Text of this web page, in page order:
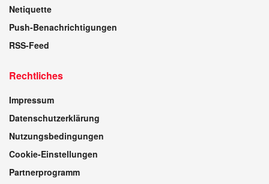
Netiquette
Push-Benachrichtigungen
RSS-Feed
Rechtliches
Impressum
Datenschutzerklärung
Nutzungsbedingungen
Cookie-Einstellungen
Partnerprogramm